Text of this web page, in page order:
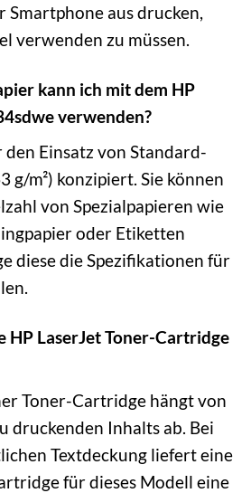
Smartphone aus drucken,
verwenden zu müssen.
kann ich mit dem HP
verwenden?
Einsatz von Standard-
g/m²) konzipiert. Sie können
von Spezialpapieren wie
oder Etiketten
diese die Spezifikationen für
HP LaserJet Toner-Cartridge
Toner-Cartridge hängt von
druckenden Inhalts ab. Bei
Textdeckung liefert eine
für dieses Modell eine